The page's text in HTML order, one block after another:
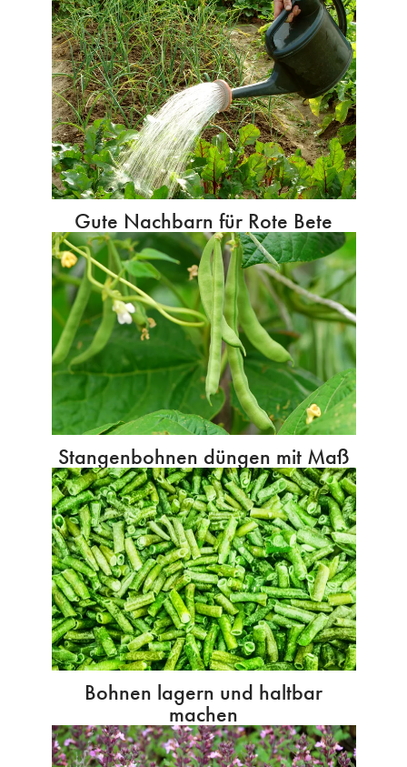
Gute Nachbarn für Rote Bete
Stangenbohnen düngen mit Maß
Bohnen lagern und haltbar
machen